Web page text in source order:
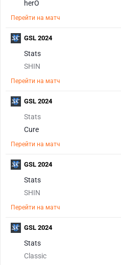
herO
Перейти на матч
Stats
SHIN
Перейти на матч
GSL 2024
Stats
Cure
Перейти на матч
GSL 2024
Stats
SHIN
Перейти на матч
GSL 2024
Stats
Classic
GSL 2024